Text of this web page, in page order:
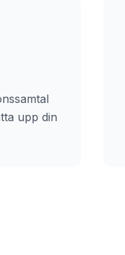
upp din